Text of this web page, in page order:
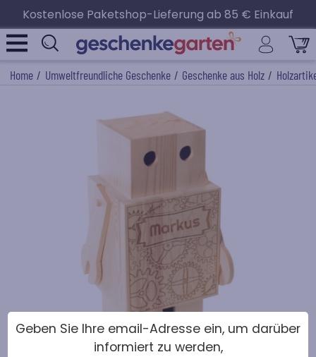
Kostenlose Paketshop-Lieferung ab 85 € Einkauf
Home / Umweltfreundliche Geschenke / Geschenke aus Holz /
Geben Sie Ihre email-Adresse ein, um darüber
informiert zu werden,